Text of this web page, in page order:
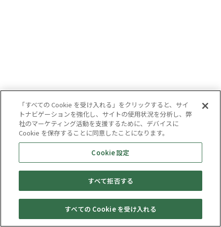
キャンペーン 店舗一覧 Web予約 買取情報 宅配買取
「すべての Cookie を受け入れる」をクリックすると、サイ
トナビゲーションを強化し、サイトの使用状況を分析し、弊
社のマーケティング活動を支援するために、デバイスに
Cookie を保存することに同意したことになります。
Cookie 設定
すべて拒否する
すべての Cookie を受け入れる